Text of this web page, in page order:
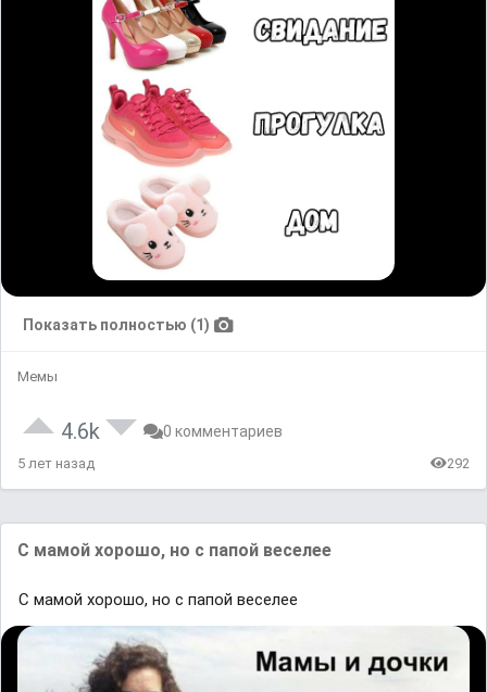
Показать полностью (1)
Мемы
4.6k 0 комментариев
5 лет назад 292
С мамой хорошо, но с папой веселее
С мамой хорошо, но с папой веселее